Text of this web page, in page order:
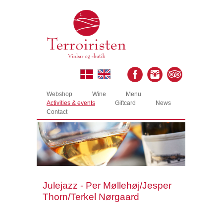
Webshop Wine
Menu
Activities & events
Giftcard
News
Contact
Julejazz - Per Møllehøj/Jesper
Thorn/Terkel Nørgaard